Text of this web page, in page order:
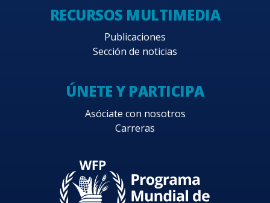
RECURSOS MULTIMEDIA
Publicaciones
Sección de noticias
ÚNETE Y PARTICIPA
Asóciate con nosotros
Carreras